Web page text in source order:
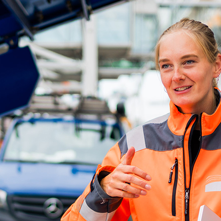
Center der HPA
aller Verkehrsmeldungen im Hafen am